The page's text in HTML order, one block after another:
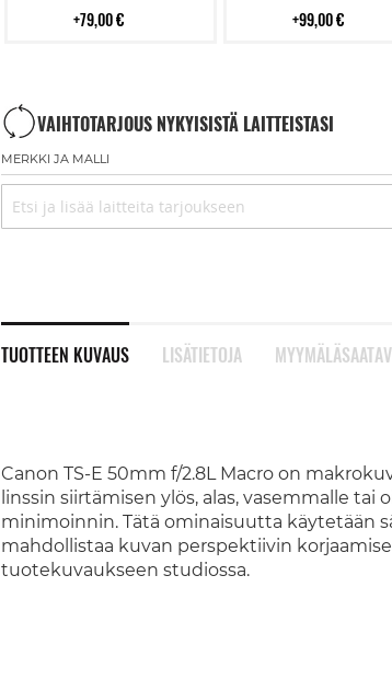
79,00 € 99,00 €
VAIHTOTARJOUS NYKYISISTÄ LAITTEISTASI
MERKKI JA MALLI
TUOTTEEN KUVAUS
Canon TS-E 50mm f/2.8L Macro on
linssin siirtämisen ylös, alas, vasemmalle
minimoinnin. Tätä ominaisuutta käytetään
mahdollistaa kuvan perspektiivin
tuotekuvaukseen studiossa.
LISÄTIETOJA